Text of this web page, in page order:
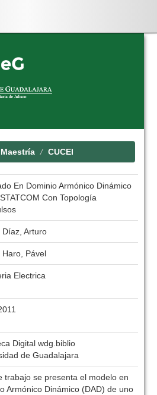
Maestría CUCEI
En Dominio Armónico Dinámico
Con Topología
Díaz, Arturo
Haro, Pável
Electrica
Digital wdg.biblio
de Guadalajara
trabajo se presenta el modelo en
Armónico Dinámico (DAD) de uno